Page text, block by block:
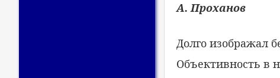
А. Проханов
Долго изображал
Объективность в